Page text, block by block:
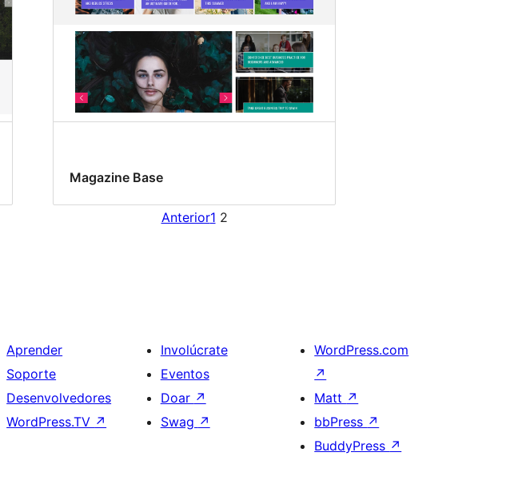
Magazine Base
Anterior1 2
Aprender
Soporte
Desenvolvedores
WordPress.TV ↗
Involúcrate
Eventos
Doar ↗
Swag ↗
WordPress.com
↗
Matt ↗
bbPress ↗
BuddyPress ↗